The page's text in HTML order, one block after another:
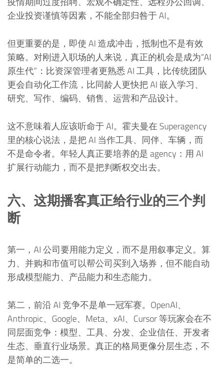
企业投资谨慎等因素，不能全部归咎于 AI。
但更重要的是，即使 AI 造成冲击，抵制也不是有效
策略。对刚进入职场的人来说，真正的机会是成为“AI
原生代”：比资深管理者更熟悉 AI 工具，比传统团队
更会自动化工作流，比同龄人更快把 AI 嵌入学习、
研究、写作、编码、销售、运营和产品设计。
这不意味着人应该听命于 AI。霍夫曼在 Superagency
里的核心说法，是把 AI 当作工具、同伴、车辆，而
不是命令者。年轻人真正要培养的是 agency：用 AI
扩展行动能力，而不是把判断权交出去。
六、这期播客真正给行业的三个判
断
第一，AI 公司要用能力定义，而不是用叙事定义。算
力、并购和市值可以帮公司买到入场券，但不能自动
形成模型能力、产品能力和生态能力。
第二，前沿 AI 竞争不是单一冠军赛。OpenAI、
Anthropic、Google、Meta、xAI、Cursor 等玩家会在不
同层面竞争：模型、工具、分发、企业信任、开发者
生态、垂直行业场景。真正的格局更像分层生态，不
是简单的二选一。